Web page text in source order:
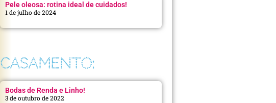
Pele oleosa: rotina ideal de cuidados!
1 de julho de 2024
CASAMENTO:
Bodas de Renda e Linho!
3 de outubro de 2022